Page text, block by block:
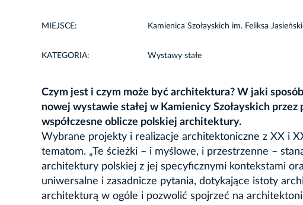
MIEJSCE: Kamienica Szołayskich im. Feliksa
KATEGORIA: Wystawy stałe
Czym jest i czym może być architektura? W jaki
nowej wystawie stałej w Kamienicy Szołayskich
współczesne oblicze polskiej architektury.
Wybrane projekty i realizacje architektoniczne z XX i
tematom. „Te ścieżki – i myślowe, i przestrzenne –
architektury polskiej z jej specyficznymi kontekstami
uniwersalne i zasadnicze pytania, dotykające istoty
architekturą w ogóle i pozwolić spojrzeć na